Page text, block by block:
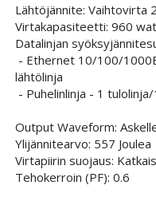
Lähtöjännite: Vaihtovirta
Virtakapasiteetti: 960
Datalinjan
- Ethernet 10/100/
lähtölinja
- Puhelinlinja - 1
Output Waveform:
Ylijännitearvo: 557 Joulea
Virtapiirin suojaus:
Tehokerroin (PF): 0.6